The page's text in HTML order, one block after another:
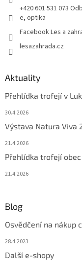
+420 601 531 073
e, optika
Facebook Les a
lesazahrada.cz
Aktuality
Přehlídka trofejí v
30.4.2026
Výstava Natura Viva
21.4.2026
Přehlídka trofejí obec
21.4.2026
Blog
Osvědčení na nákup
28.4.2023
Další e-shopy